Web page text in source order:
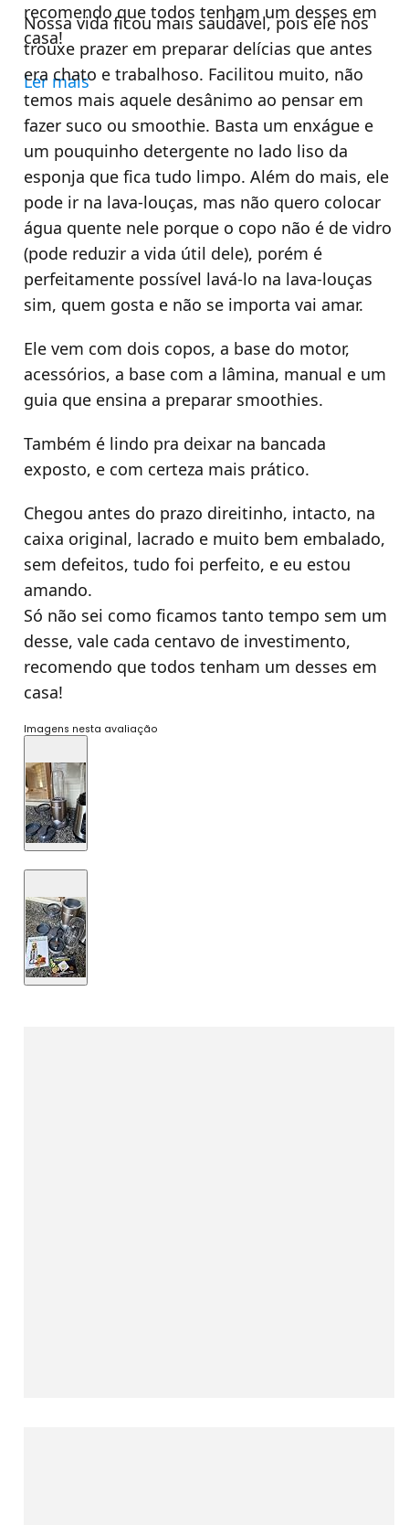
recomendo que todos tenham um desses em
casa!
Ler mais
Nossa vida ficou mais saudável, pois ele nos
trouxe prazer em preparar delícias que antes
era chato e trabalhoso. Facilitou muito, não
temos mais aquele desânimo ao pensar em
fazer suco ou smoothie. Basta um enxágue e
um pouquinho detergente no lado liso da
esponja que fica tudo limpo. Além do mais, ele
pode ir na lava-louças, mas não quero colocar
água quente nele porque o copo não é de vidro
(pode reduzir a vida útil dele), porém é
perfeitamente possível lavá-lo na lava-louças
sim, quem gosta e não se importa vai amar.
Ele vem com dois copos, a base do motor,
acessórios, a base com a lâmina, manual e um
guia que ensina a preparar smoothies.
Também é lindo pra deixar na bancada
exposto, e com certeza mais prático.
Chegou antes do prazo direitinho, intacto, na
caixa original, lacrado e muito bem embalado,
sem defeitos, tudo foi perfeito, e eu estou
amando.
Só não sei como ficamos tanto tempo sem um
desse, vale cada centavo de investimento,
recomendo que todos tenham um desses em
casa!
Imagens nesta avaliação